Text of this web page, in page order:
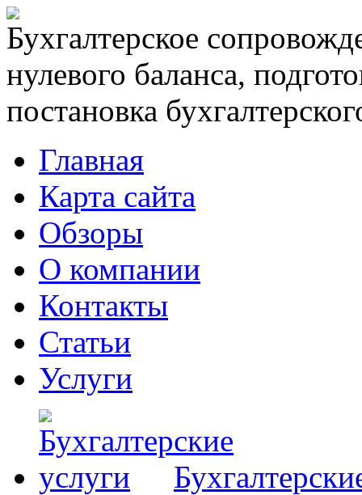
Бухгалтерское
нулевого баланса,
постановка
Главная
Карта сайта
Обзоры
О компании
Контакты
Статьи
Услуги